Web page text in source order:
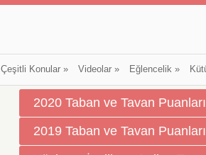
Çeşitli Konular» Videolar» Eğlencelik»
2020 Taban ve Tavan Puanları
2019 Taban ve Tavan Puanları